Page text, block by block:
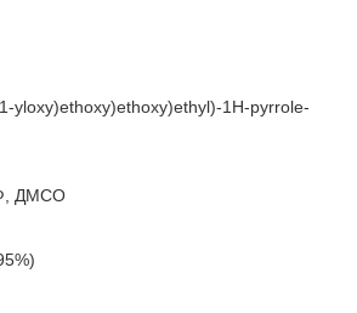
yloxy)ethoxy)ethoxy)ethyl)-1H-pyrrole-
ДМСО